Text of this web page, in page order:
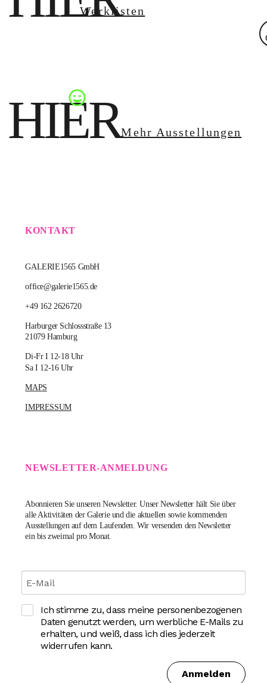
Werklisten
HIERMehr Ausstellungen
KONTAKT
GALERIE1565 GmbH
office@galerie1565.de
+49 162 2626720
Harburger Schlossstraße 13
21079 Hamburg
Di-Fr I 12-18 Uhr
Sa I 12-16 Uhr
MAPS
IMPRESSUM
NEWSLETTER-ANMELDUNG
Abonnieren Sie unseren Newsletter.Unser Newsletter hält Sie über
alle Aktivitäten der Galerie und die aktuellen sowie kommenden
Ausstellungen auf dem Laufenden. Wir versenden den Newsletter
ein bis zweimal pro Monat.
Ich stimme zu, dass meine personenbezogenen
Daten genutzt werden, um werbliche E-Mails zu
erhalten, und weiß, dass ich dies jederzeit
widerrufen kann.
Anmelden